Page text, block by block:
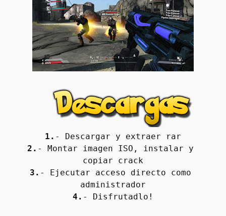
1. - Descargar y extraer rar
2. - Montar imagen ISO, instalar y
copiar crack
3. - Ejecutar acceso directo como
administrador
4. - Disfrutadlo!